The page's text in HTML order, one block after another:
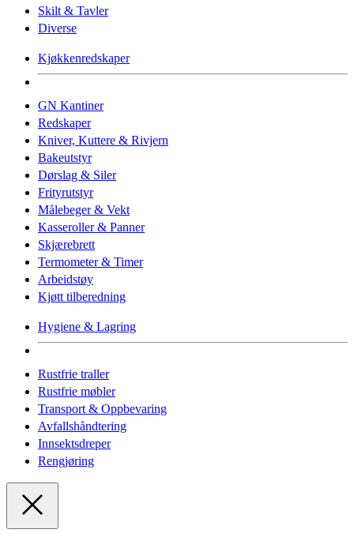
Skilt & Tavler
Diverse
Kjøkkenredskaper
GN Kantiner
Redskaper
Kniver, Kuttere & Rivjern
Bakeutstyr
Dørslag & Siler
Frityrutstyr
Målebeger & Vekt
Kasseroller & Panner
Skjærebrett
Termometer & Timer
Arbeidstøy
Kjøtt tilberedning
Hygiene & Lagring
Rustfrie traller
Rustfrie møbler
Transport & Oppbevaring
Avfallshåndtering
Innsektsdreper
Rengjøring